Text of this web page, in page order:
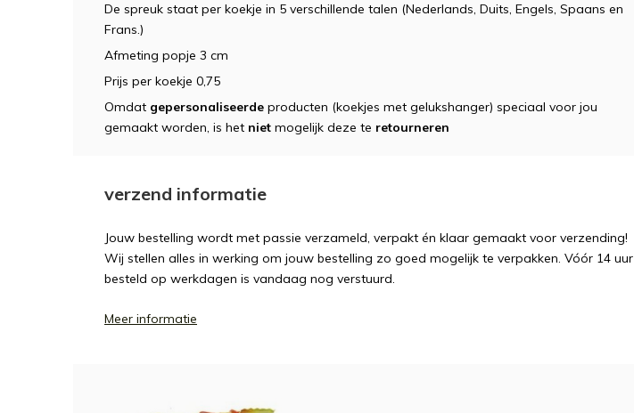
De spreuk staat per koekje in 5 verschillende talen (Nederlands, Duits, Engels, Spaans en
Frans.)
Afmeting popje 3 cm
Prijs per koekje 0,75
Omdat gepersonaliseerde producten (koekjes met gelukshanger) speciaal voor jou
gemaakt worden, is het niet mogelijk deze te retourneren
verzend informatie
Jouw bestelling wordt met passie verzameld, verpakt én klaar gemaakt voor verzending!
Wij stellen alles in werking om jouw bestelling zo goed mogelijk te verpakken. Vóór 14 uur
besteld op werkdagen is vandaag nog verstuurd.
Meer informatie